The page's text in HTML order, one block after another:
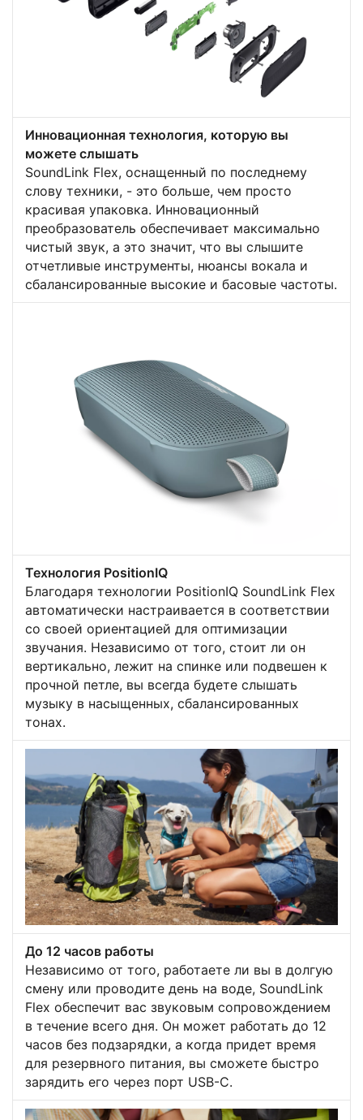
Инновационная технология, которую вы
можете слышать
SoundLink Flex, оснащенный по последнему
слову техники, - это больше, чем просто
красивая упаковка. Инновационный
преобразователь обеспечивает максимально
чистый звук, а это значит, что вы слышите
отчетливые инструменты, нюансы вокала и
сбалансированные высокие и басовые частоты.
Технология PositionIQ
Благодаря технологии PositionIQ SoundLink Flex
автоматически настраивается в соответствии
со своей ориентацией для оптимизации
звучания. Независимо от того, стоит ли он
вертикально, лежит на спинке или подвешен к
прочной петле, вы всегда будете слышать
музыку в насыщенных, сбалансированных
тонах.
До 12 часов работы
Независимо от того, работаете ли вы в долгую
смену или проводите день на воде, SoundLink
Flex обеспечит вас звуковым сопровождением
в течение всего дня. Он может работать до 12
часов без подзарядки, а когда придет время
для резервного питания, вы сможете быстро
зарядить его через порт USB-C.